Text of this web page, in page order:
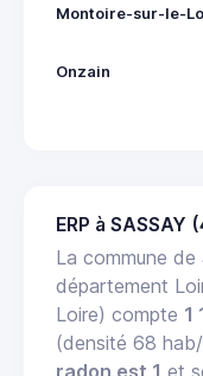
Montoire-sur-le-
Onzain
ERP à
La commune de
département
Loire) compte 1
(densité 68
radon est 1 et